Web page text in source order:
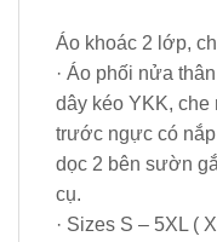
Áo khoác 2 lớp,
· Áo phối nửa
dây kéo YKK, che
trước ngực có
dọc 2 bên sườn
cụ.
· Sizes S – 5XL (